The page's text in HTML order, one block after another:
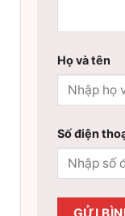
Họ và tên
Số điện